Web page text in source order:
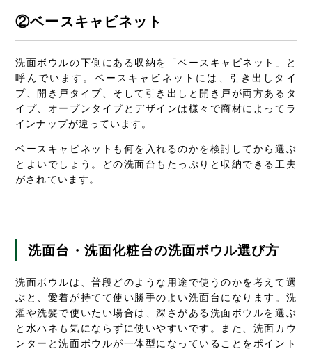
②ベースキャビネット
洗面ボウルの下側にある収納を「ベースキャビネット」と
呼んでいます。ベースキャビネットには、引き出しタイ
プ、開き戸タイプ、そして引き出しと開き戸が両方あるタ
イプ、オープンタイプとデザインは様々で商材によってラ
インナップが違っています。
ベースキャビネットも何を入れるのかを検討してから選ぶ
とよいでしょう。どの洗面台もたっぷりと収納できる工夫
がされています。
洗面台・洗面化粧台の洗面ボウル選び方
洗面ボウルは、普段どのような用途で使うのかを考えて選
ぶと、愛着が持てて使い勝手のよい洗面台になります。洗
濯や洗髪で使いたい場合は、深さがある洗面ボウルを選ぶ
と水ハネも気にならずに使いやすいです。また、洗面カウ
ンターと洗面ボウルが一体型になっていることをポイント